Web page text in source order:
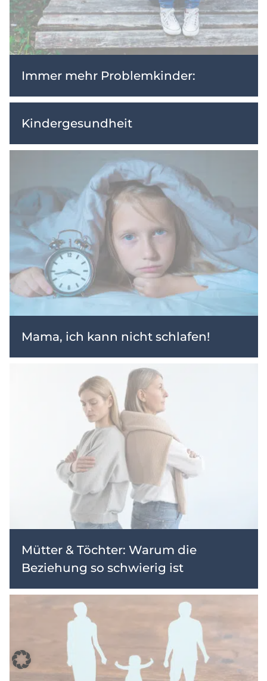
Immer mehr Problemkinder:
Kindergesundheit
Mama, ich kann nicht schlafen!
Mütter & Töchter: Warum die
Beziehung so schwierig ist